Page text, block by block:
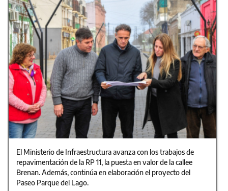
El Ministerio de Infraestructura avanza con los trabajos de
repavimentación de la RP 11, la puesta en valor de la callee
Brenan. Además, continúa en elaboración el proyecto del
Paseo Parque del Lago.